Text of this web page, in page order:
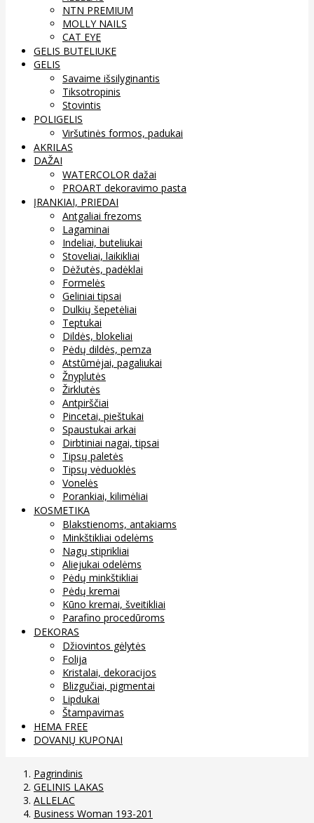
NTN PREMIUM
MOLLY NAILS
CAT EYE
GELIS BUTELIUKE
GELIS
Savaime išsilyginantis
Tiksotropinis
Stovintis
POLIGELIS
Viršutinės formos, padukai
AKRILAS
DAŽAI
WATERCOLOR dažai
PROART dekoravimo pasta
ĮRANKIAI, PRIEDAI
Antgaliai frezoms
Lagaminai
Indeliai, buteliukai
Stoveliai, laikikliai
Dėžutės, padėklai
Formelės
Geliniai tipsai
Dulkių šepetėliai
Teptukai
Dildės, blokeliai
Pėdų dildės, pemza
Atstūmėjai, pagaliukai
Žnyplutės
Žirklutės
Antpirščiai
Pincetai, pieštukai
Spaustukai arkai
Dirbtiniai nagai, tipsai
Tipsų paletės
Tipsų vėduoklės
Vonelės
Porankiai, kilimėliai
KOSMETIKA
Blakstienoms, antakiams
Minkštikliai odelėms
Nagų stiprikliai
Aliejukai odelėms
Pėdų minkštikliai
Pėdų kremai
Kūno kremai, šveitikliai
Parafino procedūroms
DEKORAS
Džiovintos gėlytės
Folija
Kristalai, dekoracijos
Blizgučiai, pigmentai
Lipdukai
Štampavimas
HEMA FREE
DOVANŲ KUPONAI
Pagrindinis
GELINIS LAKAS
ALLELAC
Business Woman 193-201